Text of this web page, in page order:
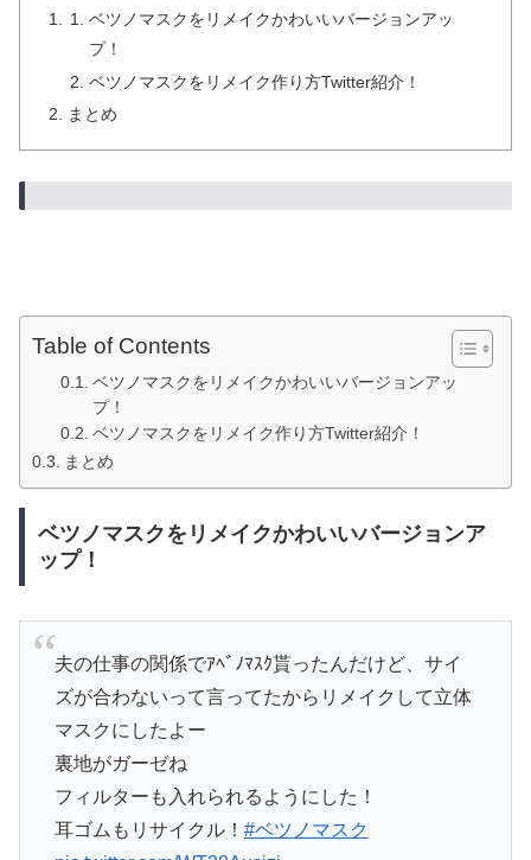
ベツノマスクをリメイクかわいいバージョンアッ
プ！
ベツノマスクをリメイク作り方Twitter紹介！
まとめ
Table of Contents
ベツノマスクをリメイクかわいいバージョンアッ
プ！
ベツノマスクをリメイク作り方Twitter紹介！
まとめ
ベツノマスクをリメイクかわいいバージョンア
ップ！
夫の仕事の関係でｱﾍﾞﾉﾏｽｸ貰ったんだけど、サイ
ズが合わないって言ってたからリメイクして立体
マスクにしたよー
裏地がガーゼね
フィルターも入れられるようにした！
耳ゴムもリサイクル！ #ベツノマスク